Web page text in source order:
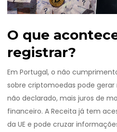
O que
registrar?
Em Portugal, o não
sobre criptomoedas pode
não declarado, mais juros de
financeiro. A Receita já tem
da UE e pode cruzar